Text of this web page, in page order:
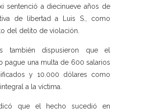
sentenció a diecinueve años de
de libertad a Luis S., como
del delito de violación.
también dispusieron que el
pague una multa de 600 salarios
y 10.000 dólares como
a la víctima.
que el hecho sucedió en